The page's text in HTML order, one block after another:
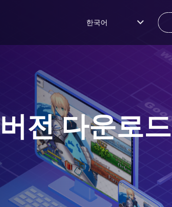
한국어
전 다운로드